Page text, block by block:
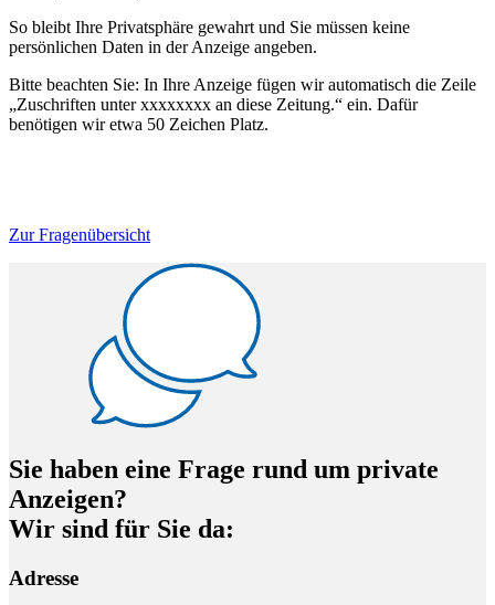
So bleibt Ihre Privatsphäre gewahrt und Sie müssen keine
persönlichen Daten in der Anzeige angeben.
Bitte beachten Sie: In Ihre Anzeige fügen wir automatisch die Zeile
„Zuschriften unter xxxxxxxx an diese Zeitung.“ ein. Dafür
benötigen wir etwa 50 Zeichen Platz.
Zur Fragenübersicht
Sie haben eine Frage rund um private
Anzeigen?
Wir sind für Sie da:
Adresse